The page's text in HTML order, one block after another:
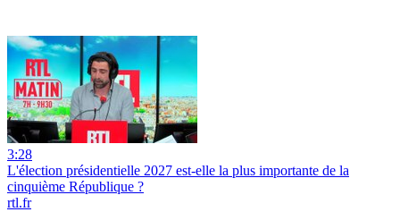
3:28
L'élection présidentielle 2027 est-elle la plus importante de la
cinquième République ?
rtl.fr